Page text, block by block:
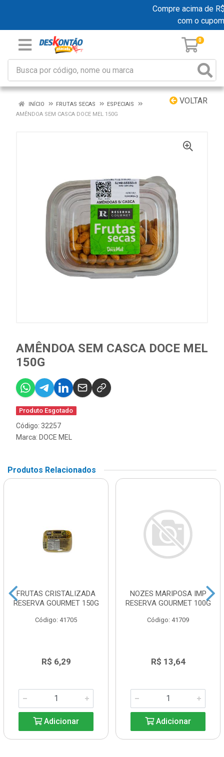
Compre acima de
com o
0
VOLTAR
INÍCIO FRUTAS SECAS
ESPECIAIS
AMÊNDOA SEM CASCA DOCE MEL 150G
AMÊNDOA SEM CASCA DOCE MEL
150G
Produto Esgotado
Código: 32257
Marca: DOCE MEL
Produtos Relacionados
FRUTAS CRISTALIZADA
RESERVA GOURMET 150G
Código: 41705
R$ 6,29
Adicionar
NOZES MARIPOSA IMP
RESERVA GOURMET 100G
Código: 41709
R$ 13,64
Adicionar